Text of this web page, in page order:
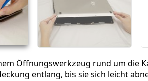
Öffnungswerkzeug rund um die
entlang, bis sie sich leicht